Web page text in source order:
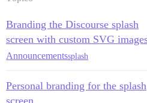
Branding the Discourse splash
screen with custom SVG
Announcementssplash
Personal branding for the splash